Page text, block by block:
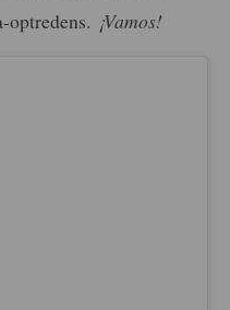
optredens. ¡Vamos!